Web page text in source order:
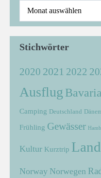
Stichwörter
2020 2021 2022
Ausflug Bavaria
Camping Deutschland
Frühling Gewässer
Kultur Kurztrip
Norway Norwegen